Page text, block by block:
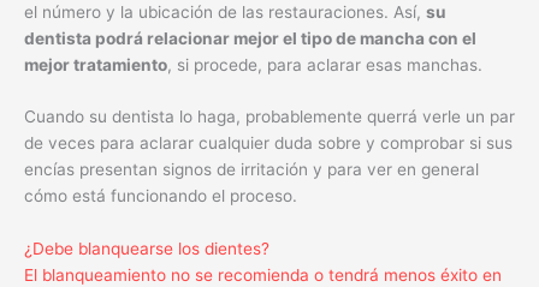
el número y la ubicación de las restauraciones. Así, su
dentista podrá relacionar mejor el tipo de mancha con el
mejor tratamiento, si procede, para aclarar esas manchas.
Cuando su dentista lo haga, probablemente querrá verle un par
de veces para aclarar cualquier duda sobre y comprobar si sus
encías presentan signos de irritación y para ver en general
cómo está funcionando el proceso.
¿Debe blanquearse los dientes?
El blanqueamiento no se recomienda o tendrá menos éxito en